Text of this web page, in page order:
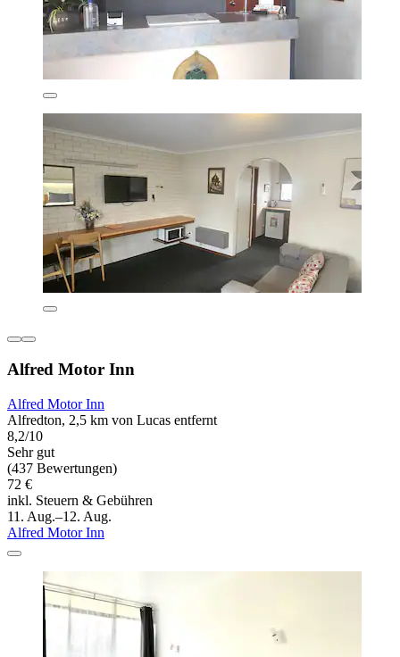
Alfred Motor Inn
Alfred Motor Inn
Alfredton, 2,5 km von Lucas entfernt
8,2/10
Sehr gut
(437 Bewertungen)
72 €
inkl. Steuern & Gebühren
11. Aug.–12. Aug.
Alfred Motor Inn